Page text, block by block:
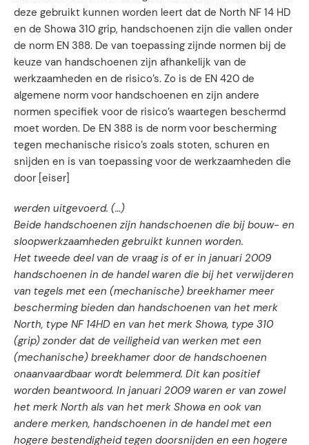
deze gebruikt kunnen worden leert dat de North NF 14 HD
en de Showa 310 grip, handschoenen zijn die vallen onder
de norm EN 388. De van toepassing zijnde normen bij de
keuze van handschoenen zijn afhankelijk van de
werkzaamheden en de risico’s. Zo is de EN 420 de
algemene norm voor handschoenen en zijn andere
normen specifiek voor de risico’s waartegen beschermd
moet worden. De EN 388 is de norm voor bescherming
tegen mechanische risico’s zoals stoten, schuren en
snijden en is van toepassing voor de werkzaamheden die
door [eiser]
werden uitgevoerd. (…)
Beide handschoenen zijn handschoenen die bij bouw- en
sloopwerkzaamheden gebruikt kunnen worden.
Het tweede deel van de vraag is of er in januari 2009
handschoenen in de handel waren die bij het verwijderen
van tegels met een (mechanische) breekhamer meer
bescherming bieden dan handschoenen van het merk
North, type NF 14HD en van het merk Showa, type 310
(grip) zonder dat de veiligheid van werken met een
(mechanische) breekhamer door de handschoenen
onaanvaardbaar wordt belemmerd. Dit kan positief
worden beantwoord. In januari 2009 waren er van zowel
het merk North als van het merk Showa en ook van
andere merken, handschoenen in de handel met een
hogere bestendigheid tegen doorsnijden en een hogere